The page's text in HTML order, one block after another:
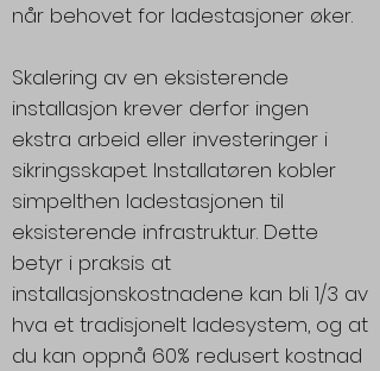
når behovet for ladestasjoner øker.
Skalering av en eksisterende
installasjon krever derfor ingen
ekstra arbeid eller investeringer i
sikringsskapet. Installatøren kobler
simpelthen ladestasjonen til
eksisterende infrastruktur. Dette
betyr i praksis at
installasjonskostnadene kan bli 1/3 av
hva et tradisjonelt ladesystem, og at
du kan oppnå 60% redusert kostnad